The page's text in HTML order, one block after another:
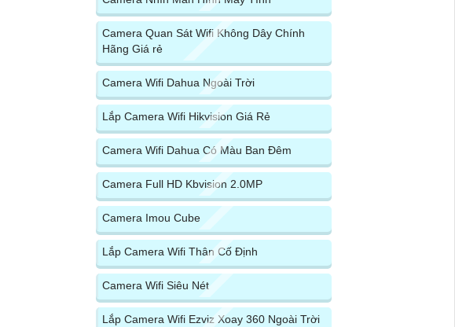
Camera Quan Sát Wifi Không Dây Chính
Hãng Giá rẻ
Camera Wifi Dahua Ngoài Trời
Lắp Camera Wifi Hikvision Giá Rẻ
Camera Wifi Dahua Có Màu Ban Đêm
Camera Full HD Kbvision 2.0MP
Camera Imou Cube
Lắp Camera Wifi Thân Cố Định
Camera Wifi Siêu Nét
Lắp Camera Wifi Ezviz Xoay 360 Ngoài Trời